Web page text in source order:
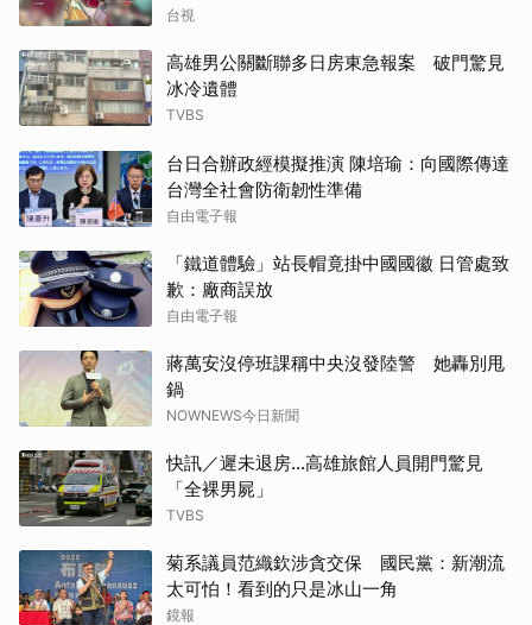
台視
高雄男公關斷聯多日房東急報案 破門驚見
冰冷遺體
TVBS
台日合辦政經模擬推演 陳培瑜：向國際傳達
台灣全社會防衛韌性準備
自由電子報
「鐵道體驗」站長帽竟掛中國國徽 日管處致
歉：廠商誤放
自由電子報
蔣萬安沒停班課稱中央沒發陸警 她轟別甩
鍋
NOWNEWS今日新聞
快訊／遲未退房...高雄旅館人員開門驚見
「全裸男屍」
TVBS
菊系議員范織欽涉貪交保 國民黨：新潮流
太可怕！看到的只是冰山一角
鏡報